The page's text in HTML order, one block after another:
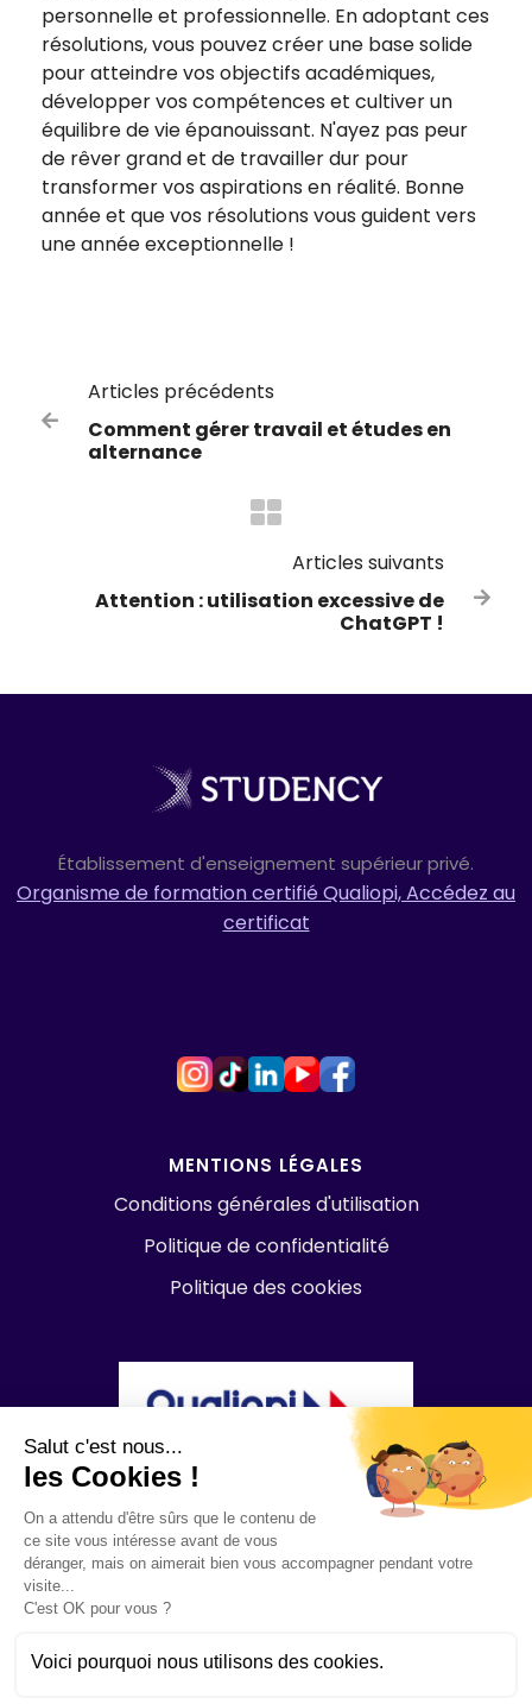
Salut c'est nous...
les Cookies !
On a attendu d'être sûrs que le contenu de
ce site vous intéresse avant de vous
déranger, mais on aimerait bien vous accompagner pendant votre
visite...
C'est OK pour vous ?
Voici pourquoi nous utilisons des cookies.
personnelle et professionnelle. En adoptant ces
résolutions, vous pouvez créer une base solide
pour atteindre vos objectifs académiques,
développer vos compétences et cultiver un
équilibre de vie épanouissant. N'ayez pas peur
de rêver grand et de travailler dur pour
transformer vos aspirations en réalité. Bonne
année et que vos résolutions vous guident vers
une année exceptionnelle !

Articles précédents
Comment gérer travail et études en
alternance
Articles suivants
Attention : utilisation excessive de
ChatGPT !

Établissement d'enseignement supérieur privé.
Organisme de formation certifié Qualiopi, Accédez au
certificat
MENTIONS LÉGALES
Conditions générales d'utilisation
Politique de confidentialité
Politique des cookies